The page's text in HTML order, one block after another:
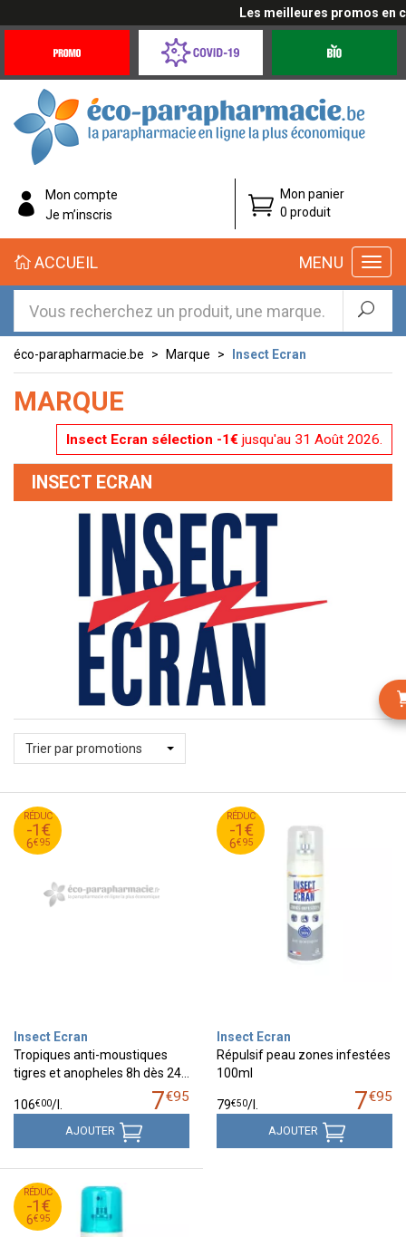
Les meilleures promos en
Offres
Coronavirus
éco-
parapharmacie.fr
éco-
parapharmacie.fr
Mon compte
Je m’inscris
Mon panier
0 produit
MENU
ACCUEIL
éco-parapharmacie.be Marque Insect Ecran
MARQUE
Insect Ecran sélection -1€ jusqu'au 31 Août 2026.
INSECT ECRAN
Trier par promotions
RÉDUC
-1€
6€95
7
€
95
6
€
95
Insect Ecran
Tropiques anti-moustiques
tigres et anopheles 8h dès 24…
7€95
106€00/
AJOUTER
RÉDUC
-1€
6€95
7
€
95
6
€
95
Insect Ecran
Répulsif peau zones infestées
100ml
7€95
79€50/
AJOUTER
RÉDUC
-1€
6€95
7
€
95
6
€
95